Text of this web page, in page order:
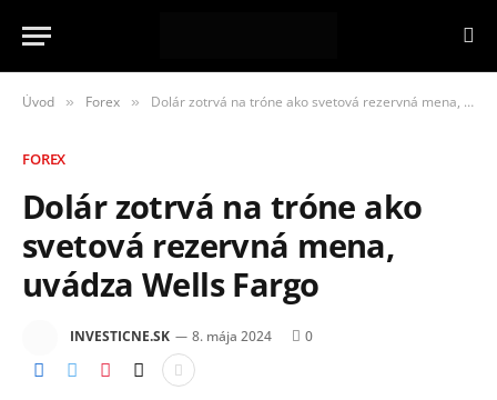
Úvod » Forex » Dolár zotrvá na tróne ako svetová rezervná mena, uvádza Wells Fargo
FOREX
Dolár zotrvá na tróne ako
svetová rezervná mena,
uvádza Wells Fargo
INVESTICNE.SK 8. mája 2024 0